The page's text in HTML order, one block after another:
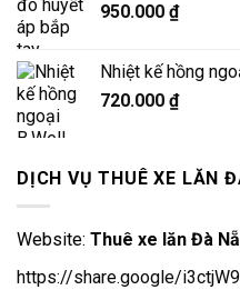
950.000 ₫
Nhiệt kế hồng
720.000 ₫
DỊCH VỤ THUÊ XE LĂN
Website: Thuê xe lăn Đà
https://share.google/